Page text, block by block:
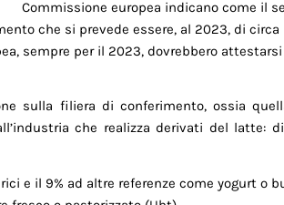
Commissione europea indicano come il
che si prevede essere, al 2023, di circa
sempre per il 2023, dovrebbero
sulla filiera di conferimento, ossia
che realizza derivati del latte:
e il 9% ad altre referenze come yogurt o